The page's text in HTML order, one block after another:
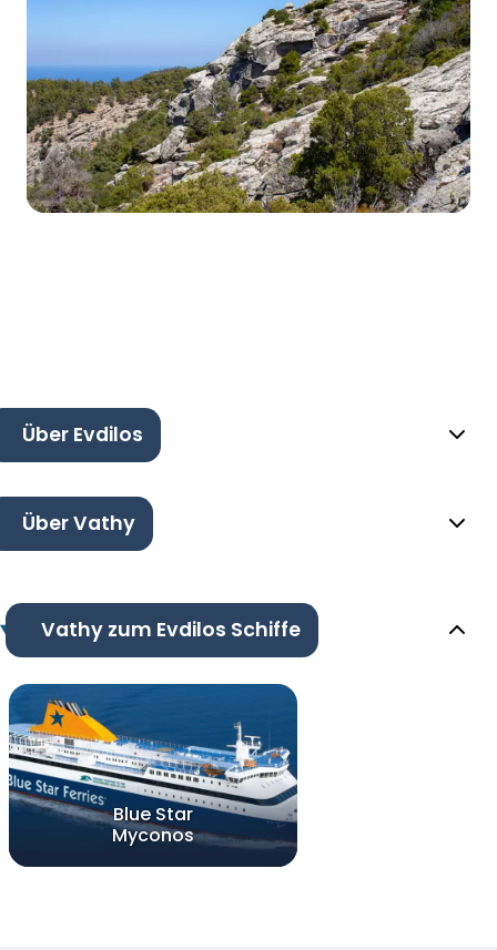
Über Evdilos
Über Vathy
Vathy zum Evdilos Schiffe
Blue Star
Myconos